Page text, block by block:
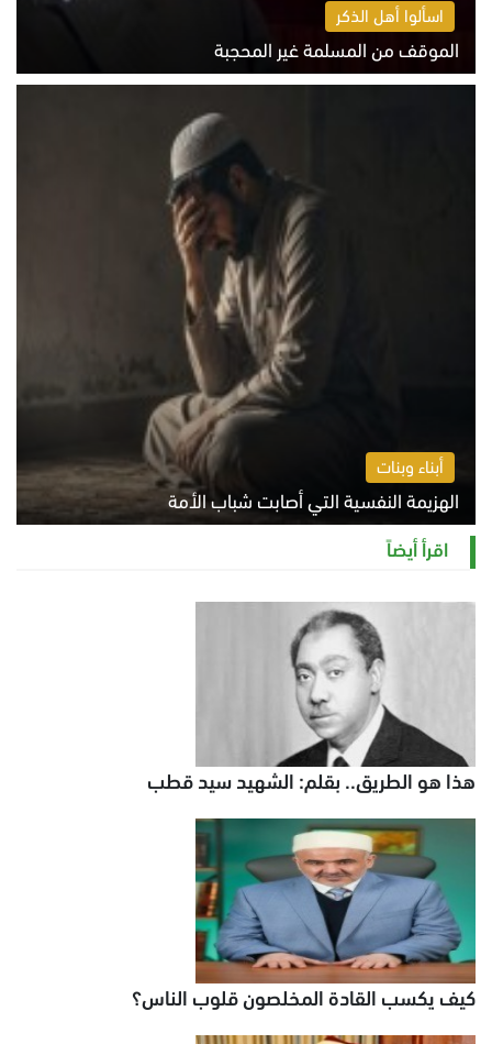
اسألوا أهل الذكر
الموقف من المسلمة غير المحجبة
الخميس 6 أغسطس 2026 10:45 ص
أبناء وبنات
الهزيمة النفسية التي أصابت شباب الأمة
الخميس 6 أغسطس 2026 11:12 ص
اقرأ أيضاً
هذا هو الطريق.. بقلم: الشهيد سيد قطب
كيف يكسب القادة المخلصون قلوب الناس؟